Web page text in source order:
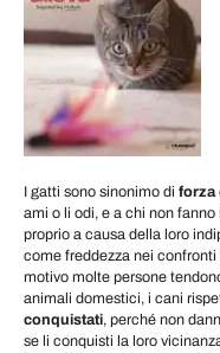
I gatti sono sinonimo di forza
ami o li odi, e a chi non
proprio a causa della loro
come freddezza nei
motivo molte persone
animali domestici, i cani
conquistati, perché non
se li conquisti la loro